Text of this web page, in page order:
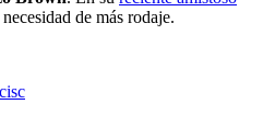
de más rodaje.